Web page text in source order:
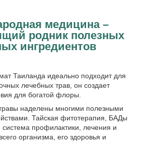
медицина –
родник полезных
ингредиентов
Таиланда идеально подходит для
лечебных трав, он создает
для богатой флоры.
наделены многими полезными
Тайская фитотерапия, БАДы
система профилактики, лечения и
организма, его здоровья и